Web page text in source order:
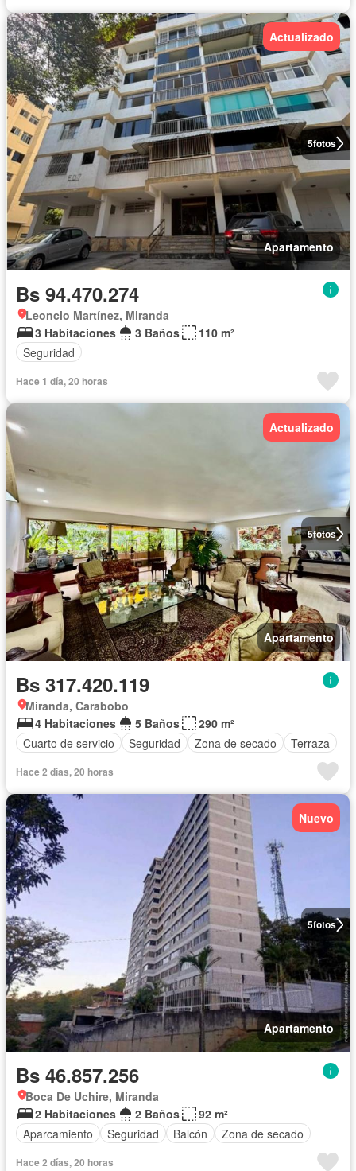
5fotos
Actualizado
Apartamento
Bs 94.470.274
Leoncio Martínez, Miranda
3 Habitaciones
3 Baños
110 m²
Seguridad
Hace 1 día, 20 horas
5fotos
Actualizado
Apartamento
Bs 317.420.119
Miranda, Carabobo
4 Habitaciones
5 Baños
290 m²
Cuarto de servicio
Seguridad Zona de secado Terraza
Hace 2 días, 20 horas
5fotos
Nuevo
Apartamento
Bs 46.857.256
Boca De Uchire, Miranda
2 Habitaciones
2 Baños
92 m²
Aparcamiento
Seguridad Balcón Zona de secado
Hace 2 días, 20 horas